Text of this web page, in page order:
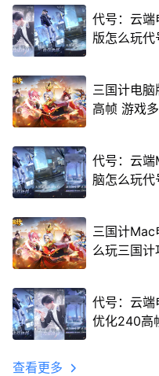
代号：云端
版怎么玩
三国计电
高帧 游戏
代号：云
脑怎么玩
三国计
么玩三国计
代号：云端
优化240高
查看更多